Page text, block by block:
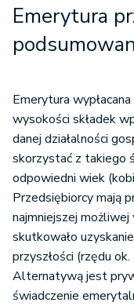
Emerytura
Emerytura
wysokości składek
danej działalności
skorzystać z takiego
odpowiedni wiek
Przedsiębiorcy mają
najmniejszej
skutkowało
przyszłości (rzędu
Alternatywą jest
świadczenie